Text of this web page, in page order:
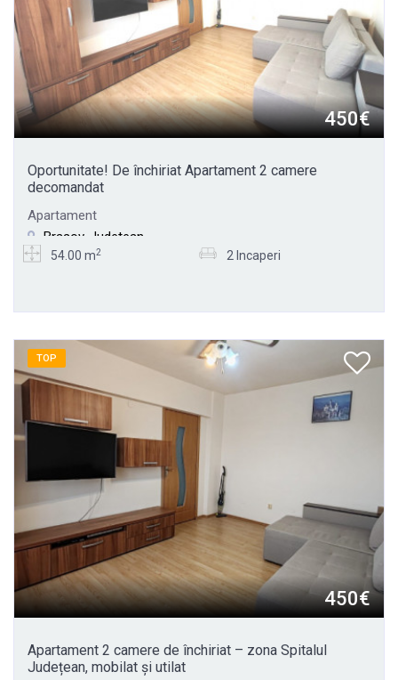
450€
Oportunitate! De închiriat Apartament 2 camere
decomandat
Apartament
Brasov, Judetean
54.00 m2 2 Incaperi
TOP
450€
Apartament 2 camere de închiriat – zona Spitalul
Județean, mobilat și utilat